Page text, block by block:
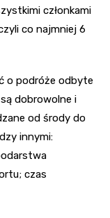
członkami
co najmniej 6
o podróże odbyte
dobrowolne i
od środy do
innymi:
czas